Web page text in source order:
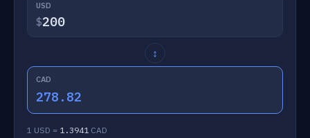
USD
$
↕
CAD
278.82
1 USD = 1.3941 CAD